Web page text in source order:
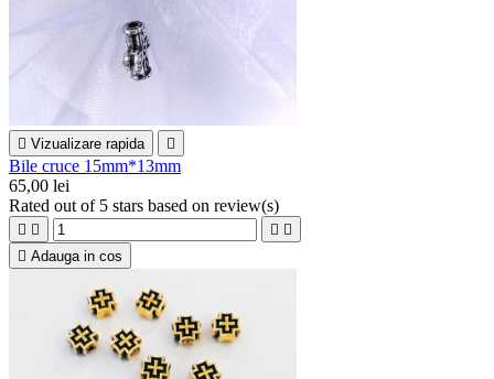
 Vizualizare rapida 
Bile cruce 15mm*13mm
65,00 lei
Rated out of 5 stars based on review(s)
   
 Adauga in cos